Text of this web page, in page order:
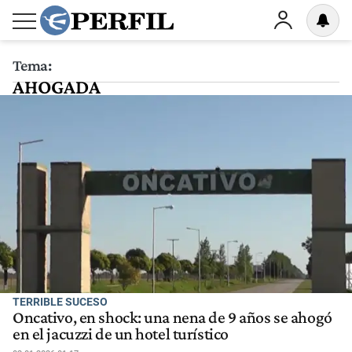
Tema:
AHOGADA
TERRIBLE SUCESO
Oncativo, en shock: una nena de 9 años se ahogó
en el jacuzzi de un hotel turístico